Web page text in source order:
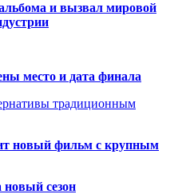
и вызвал мировой
место и дата финала
традиционным
новый фильм с крупным
новый сезон